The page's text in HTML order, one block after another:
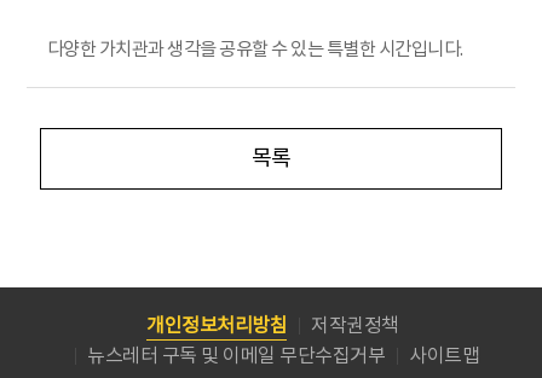
다양한 가치관과 생각을 공유할 수 있는 특별한 시간입니다.
목록
개인정보처리방침
저작권정책
뉴스레터 구독 및 이메일 무단수집거부
사이트맵